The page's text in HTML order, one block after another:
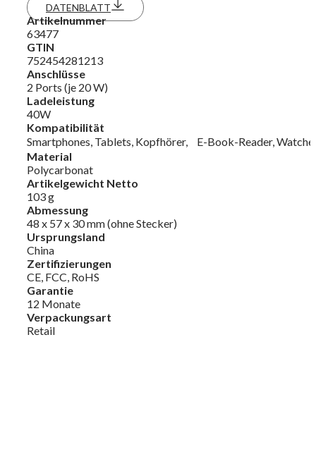
DATENBLATT
Artikelnummer
63477
GTIN
752454281213
Anschlüsse
2 Ports (je 20 W)
Ladeleistung
40W
Kompatibilität
Smartphones, Tablets, Kopfhörer, E-Book-Reader,
Material
Polycarbonat
Artikelgewicht Netto
103 g
Abmessung
48 x 57 x 30 mm (ohne Stecker)
Ursprungsland
China
Zertifizierungen
CE, FCC, RoHS
Garantie
12 Monate
Verpackungsart
Retail